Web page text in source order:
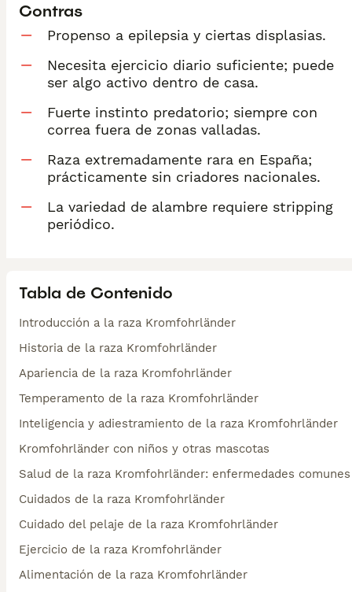
Contras
Propenso a epilepsia y ciertas displasias.
Necesita ejercicio diario suficiente; puede
ser algo activo dentro de casa.
Fuerte instinto predatorio; siempre con
correa fuera de zonas valladas.
Raza extremadamente rara en España;
prácticamente sin criadores nacionales.
La variedad de alambre requiere stripping
periódico.
Tabla de Contenido
Introducción a la raza Kromfohrländer
Historia de la raza Kromfohrländer
Apariencia de la raza Kromfohrländer
Temperamento de la raza Kromfohrländer
Inteligencia y adiestramiento de la raza Kromfohrländer
Kromfohrländer con niños y otras mascotas
Salud de la raza Kromfohrländer: enfermedades comunes
Cuidados de la raza Kromfohrländer
Cuidado del pelaje de la raza Kromfohrländer
Ejercicio de la raza Kromfohrländer
Alimentación de la raza Kromfohrländer